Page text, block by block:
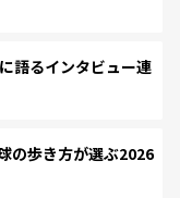
語るインタビュー連
の歩き方が選ぶ2026